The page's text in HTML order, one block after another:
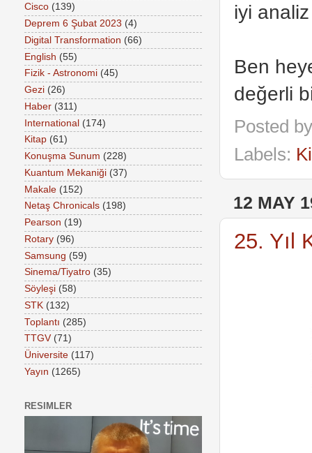
iyi
Ben
değerli
Posted
Labels:
12 MAY
25. Yıl
Cisco (139)
Deprem 6 Şubat 2023 (4)
Digital Transformation (66)
English (55)
Fizik - Astronomi (45)
Gezi (26)
Haber (311)
International (174)
Kitap (61)
Konuşma Sunum (228)
Kuantum Mekaniği (37)
Makale (152)
Netaş Chronicals (198)
Pearson (19)
Rotary (96)
Samsung (59)
Sinema/Tiyatro (35)
Söyleşi (58)
STK (132)
Toplantı (285)
TTGV (71)
Üniversite (117)
Yayın (1265)
RESIMLER